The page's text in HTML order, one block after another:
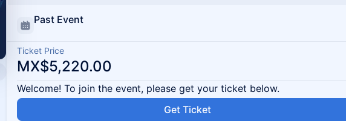
Past Event
Ticket Price
MX$5,220.00
Welcome! To join the event, please get your ticket below.
Get Ticket